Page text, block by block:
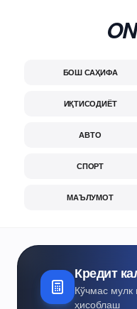
БОШ САҲИФА
ИҚТИСОДИЁТ
АВТО
СПОРТ
МАЪЛУМОТ
Кредит
Кўчмас мулк
ҳисоблаш